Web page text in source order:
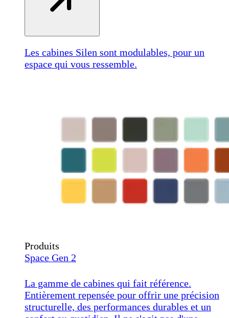
Les cabines Silen sont modulables, pour un
espace qui vous ressemble.
Produits
Space Gen 2
La gamme de cabines qui fait référence.
Entièrement repensée pour offrir une précision
structurelle, des performances durables et un